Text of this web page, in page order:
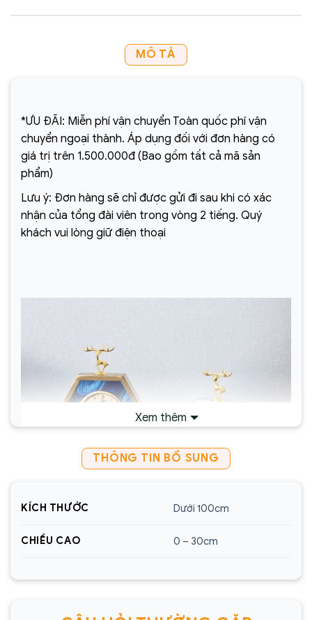
MÔ TẢ
*ƯU ĐÃI: Miễn phí vận chuyển Toàn quốc phí vận
chuyển ngoại thành. Áp dụng đối với đơn hàng có
giá trị trên 1.500.000đ (Bao gồm tất cả mã sản
phẩm)
Lưu ý: Đơn hàng sẽ chỉ được gửi đi sau khi có xác
nhận của tổng đài viên trong vòng 2 tiếng. Quý
khách vui lòng giữ điện thoại
Xem thêm
THÔNG TIN BỔ SUNG
KÍCH THƯỚC Dưới 100cm
CHIỀU CAO 0 – 30cm